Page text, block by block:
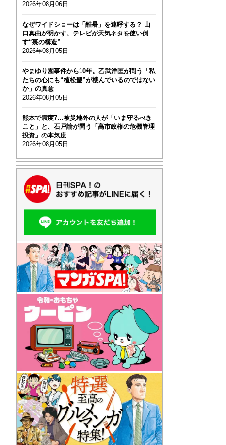
2026年08月06日
なぜワイドショーは「酷暑」を連呼する？ 山
口真由が明かす、テレビが天気ネタを使い倒
す“裏の構造”
2026年08月05日
やまゆり園事件から10年。乙武洋匡が問う「私
たちの心にも“植松聖”が棲んでいるのではない
か」の真意
2026年08月05日
熊本で震度7…被災地外の人が「いま守るべき
こと」と、石戸諭が問う「高市政権の危機管理
投資」の本気度
2026年08月05日